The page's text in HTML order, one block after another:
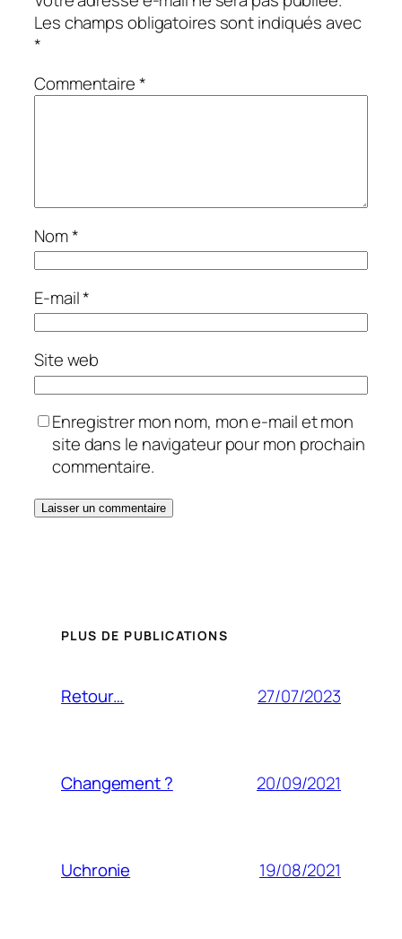
Les champs obligatoires sont indiqués avec
*
Commentaire*
Nom*
E-mail*
Site web
Enregistrer mon nom, mon e-mail et mon
site dans le navigateur pour mon prochain
commentaire.
PLUS DE PUBLICATIONS
Retour… 27/07/2023
Changement ? 20/09/2021
Uchronie 19/08/2021